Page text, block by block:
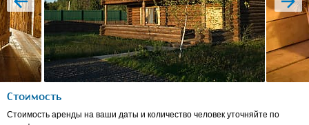
prev next
Стоимость
Стоимость аренды на ваши даты и количество человек уточняйте по